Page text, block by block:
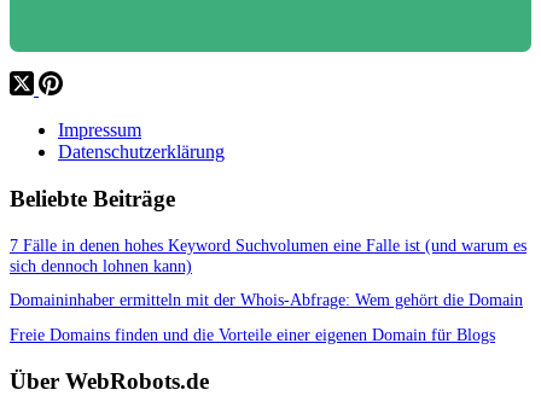
Impressum
Datenschutzerklärung
Beliebte Beiträge
7 Fälle in denen hohes Keyword Suchvolumen eine Falle ist (und warum es
sich dennoch lohnen kann)
Domaininhaber ermitteln mit der Whois-Abfrage: Wem gehört die Domain
Freie Domains finden und die Vorteile einer eigenen Domain für Blogs
Über WebRobots.de